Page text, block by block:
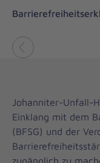
Vorheriges
r
r
Johanniter-Unfall-
Einklang mit dem
(BFSG) und der
zugänglich zu